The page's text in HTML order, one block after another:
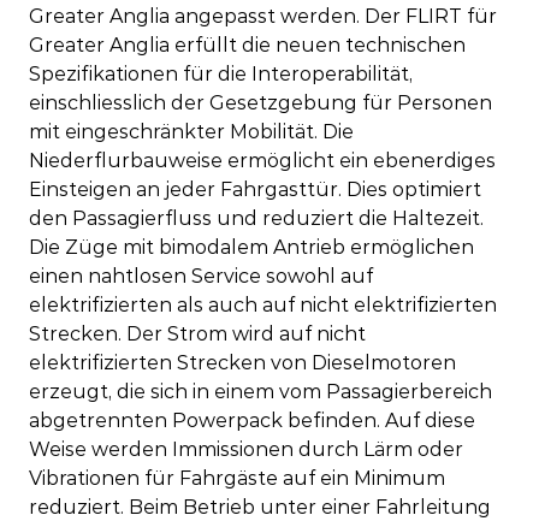
Greater Anglia angepasst werden. Der FLIRT für
Greater Anglia erfüllt die neuen technischen
Spezifikationen für die Interoperabilität,
einschliesslich der Gesetzgebung für Personen
mit eingeschränkter Mobilität. Die
Niederflurbauweise ermöglicht ein ebenerdiges
Einsteigen an jeder Fahrgasttür. Dies optimiert
den Passagierfluss und reduziert die Haltezeit.
Die Züge mit bimodalem Antrieb ermöglichen
einen nahtlosen Service sowohl auf
elektrifizierten als auch auf nicht elektrifizierten
Strecken. Der Strom wird auf nicht
elektrifizierten Strecken von Dieselmotoren
erzeugt, die sich in einem vom Passagierbereich
abgetrennten Powerpack befinden. Auf diese
Weise werden Immissionen durch Lärm oder
Vibrationen für Fahrgäste auf ein Minimum
reduziert. Beim Betrieb unter einer Fahrleitung